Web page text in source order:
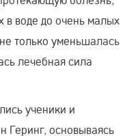
в воде до очень малых
только уменьшалась
лечебная сила
ученики и
Геринг, основываясь